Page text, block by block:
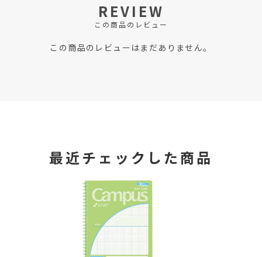
REVIEW
この商品のレビュー
この商品のレビューはまだありません。
最近チェックした商品